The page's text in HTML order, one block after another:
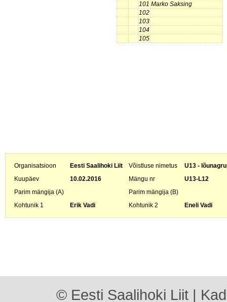
101 Marko Saksing
102
103
104
105
Organisatsioon Eesti Saalihoki Liit Võistluse nimetus
U13 -
Kuupäev
10.02.2016 Mängu nr
U13-L12
Parim mängija (A)
Parim mängija (B)
Kohtunik 1
Erik Vadi Kohtunik 2 Eneli Vadi
© Eesti Saalihoki Liit |